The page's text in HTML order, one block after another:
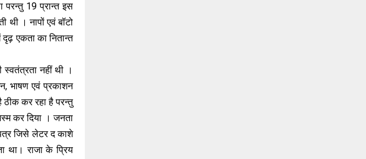
19 प्रान्त इस
। नापों एवं बॉटो
एकता का नितान्त
नहीं थी ।
भाषण एवं प्रकाशन
कर रहा है परन्तु
कर दिया । जनता
पत्र जिसे लेटर द काशे
था। राजा के प्रिय